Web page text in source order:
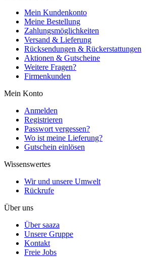
Mein Kundenkonto
Meine Bestellung
Zahlungsmöglichkeiten
Versand & Lieferung
Rücksendungen & Rückerstattungen
Aktionen & Gutscheine
Weitere Fragen?
Firmenkunden
Mein Konto
Anmelden
Registrieren
Passwort vergessen?
Wo ist meine Lieferung?
Gutschein einlösen
Wissenswertes
Wir und unsere Umwelt
Rückrufe
Über uns
Über saaza
Unsere Gruppe
Kontakt
Freie Jobs